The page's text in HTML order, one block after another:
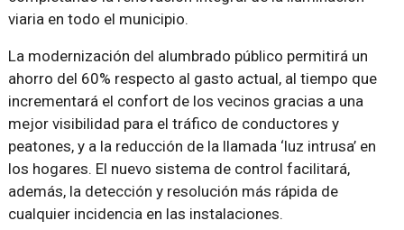
viaria en todo el municipio.
La modernización del alumbrado público permitirá un
ahorro del 60% respecto al gasto actual, al tiempo que
incrementará el confort de los vecinos gracias a una
mejor visibilidad para el tráfico de conductores y
peatones, y a la reducción de la llamada ‘luz intrusa’ en
los hogares. El nuevo sistema de control facilitará,
además, la detección y resolución más rápida de
cualquier incidencia en las instalaciones.